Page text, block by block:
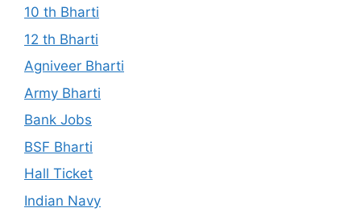
10 th Bharti
12 th Bharti
Agniveer Bharti
Army Bharti
Bank Jobs
BSF Bharti
Hall Ticket
Indian Navy